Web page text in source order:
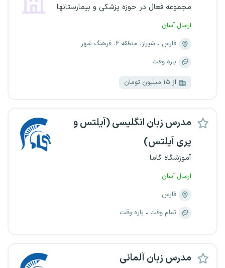
مجموعه فعال در حوزه پزشکی و بیمارستانها
ارسال آسان
فارس
شیراز، منطقه ۶، فرهنگ شهر
پاره وقت
از ۱۵ میلیون تومان
مدرس زبان انگلیسی (آیلتس و
پری آیلتس)
آموزشگاه گاما
ارسال آسان
فارس
تمام وقت
پاره وقت
مدرس زبان آلمانی